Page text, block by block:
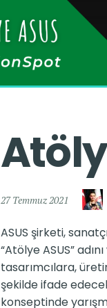
27 Temmuz 2021
ASUS şirketi,
“Atölye ASUS”
tasarımcılara,
şekilde ifade
konseptinde